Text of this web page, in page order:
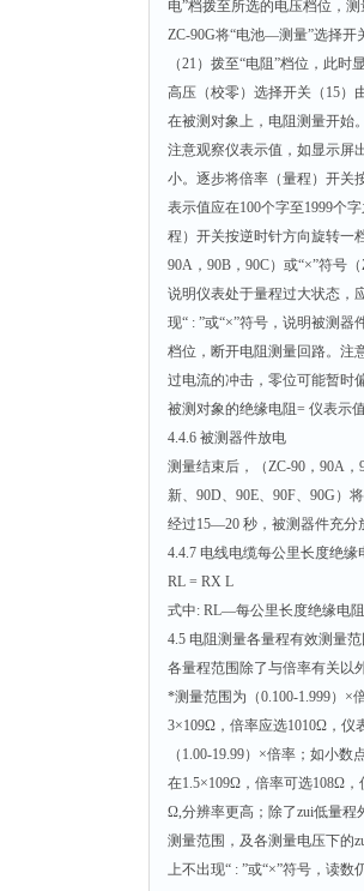
电”档拨至所选的电压档位，
ZC-90G将“电池—测量”选择开
（21）拨至“电阻”档位，此
高压（校零）选择开关（15）
在被测对象上，电阻测量开始
注意观察仪表示值，如显示屏
小。逐步将倍率（量程）开关
表示值应在100个字至1999个
程）开关按逆时针方向旋转一
90A，90B，90C）或“×”符号
说明仪表处于量程过大状态，
现“ : ”或“×”符号，说明被测器
档位，断开电阻测量回路。注
过电流的冲击，零位可能暂时
被测对象的绝缘电阻= 仪表示
4.4.6 被测器件放电
测量结束后，（ZC-90，90A，
新、90D、90E、90F、90G）
经过15—20 秒，被测器件充分
4.4.7 电线电缆每公里长度绝缘
RL = RX L
式中: RL—每公里长度绝缘电
4.5 电阻测量各量程有效测量
各量程范围除了与倍率有关以
*测量范围为（0.100-1.999）×
3×109Ω，倍率应选1010Ω，仪
（1.00-19.99）×倍率；如小
在1.5×109Ω，倍率可选108Ω
Ω,分辨率更高；除了zui低量程
测量范围，及各测量电压下的
上不出现“ : ”或“×”符号，读数